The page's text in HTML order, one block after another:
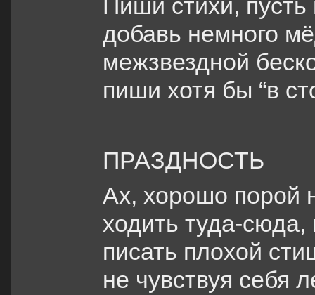
Пиши стихи, пусть
добавь немного
межзвездной
пиши хотя бы “в
ПРАЗДНОСТЬ
Ах, хорошо порой
ходить туда-
писать плохой
не чувствуя себя